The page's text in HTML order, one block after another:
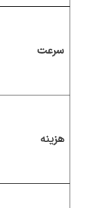
سرعت
هزینه